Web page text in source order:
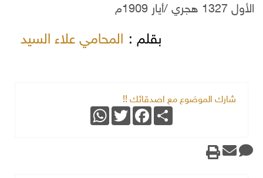
الأول 1327 هجري /أيار 1909م
بقلم : المحامي علاء السيد
شارك الموضوع مع اصدقائك !!
Share
Facebook
Twitter
WhatsApp